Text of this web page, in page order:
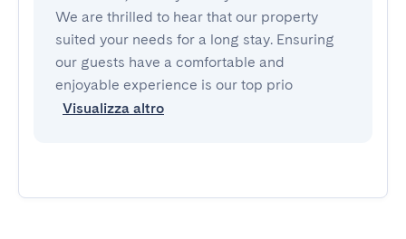
We are thrilled to hear that our property
suited your needs for a long stay. Ensuring
our guests have a comfortable and
enjoyable experience is our top prio
Visualizza altro